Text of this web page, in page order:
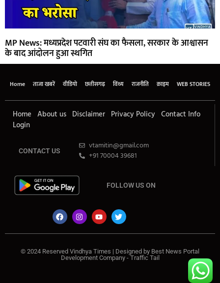
MP News: मध्यप्रदेश पटवारी संघ का फैसला, सरकार के आश्वासन
के बाद आंदोलन हुआ स्थगित
Home ताजा खबरें वीडियो छत्तीसगढ़ विंध्य राजनीति क्राइम WEB STORIES
Home About us Disclaimer Privacy Policy Contact Info
Login
CONTACT US
vtamitin@gmail.com
+91 70004 39681
FOLLOW US ON
© 2024 Reserved Vindhya Times | Designed by Best News Portal
Development Company- Traffic Tail